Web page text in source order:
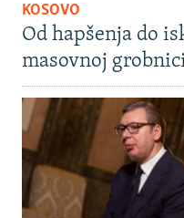
KOSOVO
Od hapšenja do
masovnoj